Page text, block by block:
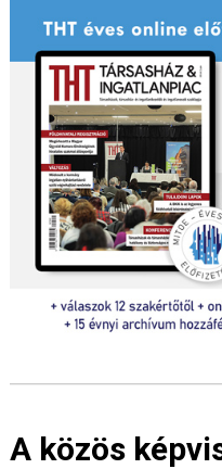
A közös